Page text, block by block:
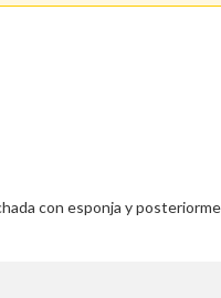
con esponja y